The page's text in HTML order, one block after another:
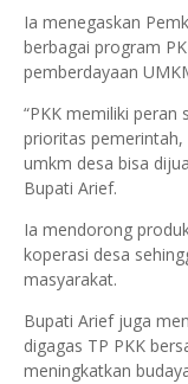
Ia menegaskan
berbagai program
pemberdayaan
“PKK memiliki
prioritas pemerintah,
umkm desa bisa
Bupati Arief.
Ia mendorong
koperasi desa
masyarakat.
Bupati Arief juga
digagas TP PKK
meningkatkan